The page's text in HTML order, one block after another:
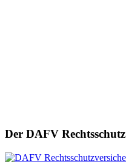
Der DAFV Rechtsschutz